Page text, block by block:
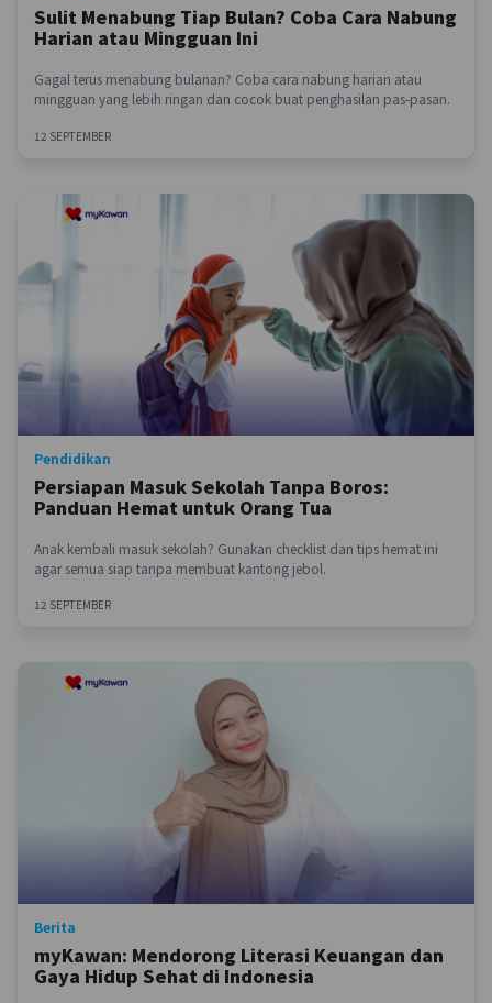
Sulit Menabung Tiap Bulan? Coba Cara Nabung
Harian atau Mingguan Ini
Gagal terus menabung bulanan? Coba cara nabung harian atau
mingguan yang lebih ringan dan cocok buat penghasilan pas-pasan.
12 SEPTEMBER
Pendidikan
Persiapan Masuk Sekolah Tanpa Boros:
Panduan Hemat untuk Orang Tua
Anak kembali masuk sekolah? Gunakan checklist dan tips hemat ini
agar semua siap tanpa membuat kantong jebol.
12 SEPTEMBER
Berita
myKawan: Mendorong Literasi Keuangan dan
Gaya Hidup Sehat di Indonesia